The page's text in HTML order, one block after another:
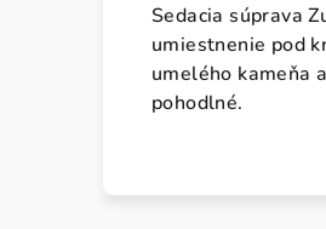
Sedacia súprava
umiestnenie pod
umelého kameňa
pohodlné.